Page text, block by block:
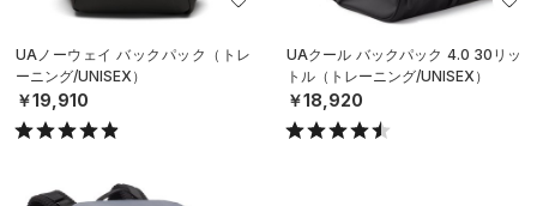
UAノーウェイ バックパック（トレ
ーニング/UNISEX）
￥19,910
UAクール バックパック 4.0 30リッ
トル（トレーニング/UNISEX）
￥18,920